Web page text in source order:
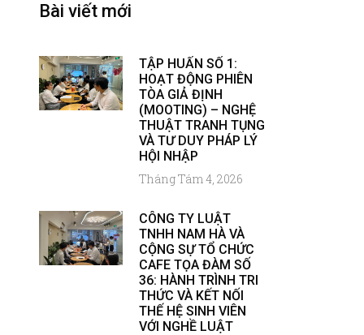
Bài viết mới
TẬP HUẤN SỐ 1:
HOẠT ĐỘNG PHIÊN
TÒA GIẢ ĐỊNH
(MOOTING) – NGHỆ
THUẬT TRANH TỤNG
VÀ TƯ DUY PHÁP LÝ
HỘI NHẬP
Tháng Tám 4, 2026
CÔNG TY LUẬT
TNHH NAM HÀ VÀ
CỘNG SỰ TỔ CHỨC
CAFE TỌA ĐÀM SỐ
36: HÀNH TRÌNH TRI
THỨC VÀ KẾT NỐI
THẾ HỆ SINH VIÊN
VỚI NGHỀ LUẬT